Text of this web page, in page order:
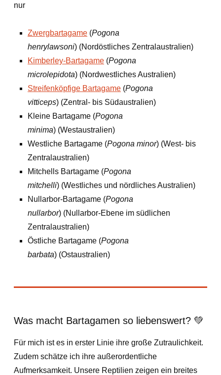
nur
Zwergbartagame (Pogona
henrylawsoni) (Nordöstliches Zentralaustralien)
Kimberley-Bartagame (Pogona
microlepidota) (Nordwestliches Australien)
Streifenköpfige Bartagame (Pogona
vitticeps) (Zentral- bis Südaustralien)
Kleine Bartagame (Pogona
minima) (Westaustralien)
Westliche Bartagame (Pogona minor) (West- bis
Zentralaustralien)
Mitchells Bartagame (Pogona
mitchelli) (Westliches und nördliches Australien)
Nullarbor-Bartagame (Pogona
nullarbor) (Nullarbor-Ebene im südlichen
Zentralaustralien)
Östliche Bartagame (Pogona
barbata) (Ostaustralien)
Was macht Bartagamen so liebenswert? 💚
Für mich ist es in erster Linie ihre große Zutraulichkeit.
Zudem schätze ich ihre außerordentliche
Aufmerksamkeit. Unsere Reptilien zeigen ein breites